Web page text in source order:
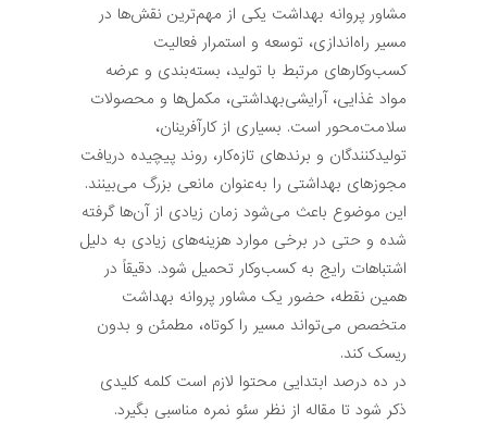
مشاور پروانه بهداشت یکی از مهم‌ترین نقش‌ها در
مسیر راه‌اندازی، توسعه و استمرار فعالیت
کسب‌وکارهای مرتبط با تولید، بسته‌بندی و عرضه
مواد غذایی، آرایشی‌بهداشتی، مکمل‌ها و محصولات
سلامت‌محور است. بسیاری از کارآفرینان،
تولیدکنندگان و برندهای تازه‌کار، روند پیچیده دریافت
مجوزهای بهداشتی را به‌عنوان مانعی بزرگ می‌بینند.
این موضوع باعث می‌شود زمان زیادی از آن‌ها گرفته
شده و حتی در برخی موارد هزینه‌های زیادی به دلیل
اشتباهات رایج به کسب‌وکار تحمیل شود. دقیقاً در
همین نقطه، حضور یک مشاور پروانه بهداشت
متخصص می‌تواند مسیر را کوتاه، مطمئن و بدون
ریسک کند.
در ده درصد ابتدایی محتوا لازم است کلمه کلیدی
ذکر شود تا مقاله از نظر سئو نمره مناسبی بگیرد.